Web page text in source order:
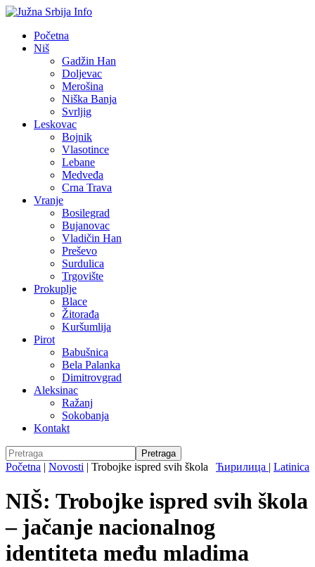
Početna
Niš
Gadžin Han
Doljevac
Merošina
Niška Banja
Svrljig
Leskovac
Bojnik
Vlasotince
Lebane
Medveđa
Crna Trava
Vranje
Bosilegrad
Bujanovac
Vladičin Han
Preševo
Surdulica
Trgovište
Prokuplje
Blace
Žitorađa
Kuršumlija
Pirot
Babušnica
Bela Palanka
Dimitrovgrad
Aleksinac
Ražanj
Sokobanja
Kontakt
Ћирилица | Latinica
Početna | Novosti | Trobojke ispred svih škola
NIŠ: Trobojke ispred svih škola
– jačanje nacionalnog
identiteta među mladima